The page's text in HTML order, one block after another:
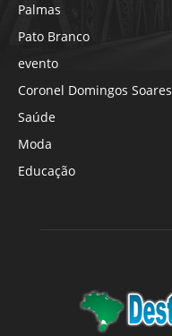
Palmas
Pato Branco
evento
Coronel Domingos Soares
Saúde
Moda
Educação